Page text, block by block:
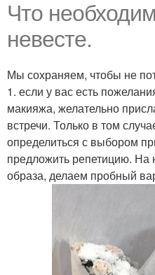
Что
невесте.
Мы сохраняем, чтобы не
1. если у вас есть
макияжа, желательно
встречи. Только в том
определиться с выбором
предложить репетицию.
образа, делаем пробный